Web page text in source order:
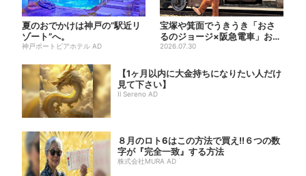
夏のおでかけは神戸の”駅近リ
ゾート”へ。
神戸ポートピアホテル AD
宝塚や箕面でうきうき「おさ
るのジョージ×阪急電車」お披
露目！マルーンの制服で神戸...
2026.07.30
【1ヶ月以内に大金持ちになりたい人だけ
見て下さい】
Il Sereno AD
８月のロト6はこの方法で買え!!６つの数
字が『完全一致』する方法
株式会社MURA AD